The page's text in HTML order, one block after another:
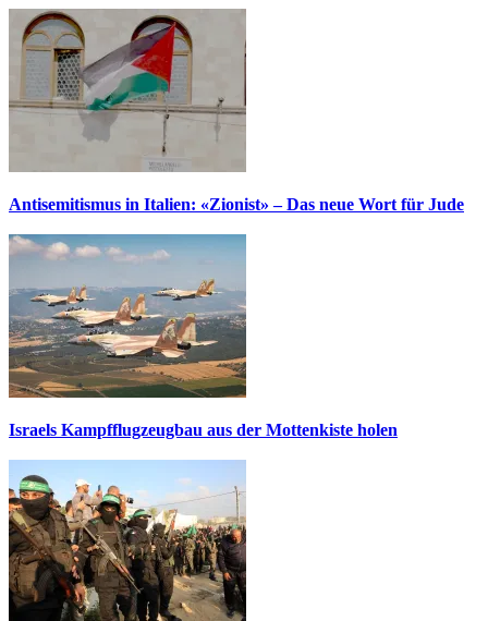
Antisemitismus in Italien: «Zionist» – Das neue Wort für Jude
Israels Kampfflugzeugbau aus der Mottenkiste holen